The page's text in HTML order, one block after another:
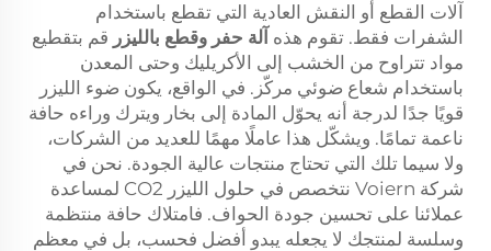
آلات القطع أو النقش العادية التي تقطع باستخدام
الشفرات فقط. تقوم هذه آلة حفر وقطع بالليزر قم بتقطيع
مواد تتراوح من الخشب إلى الأكريليك وحتى المعدن
باستخدام شعاع ضوئي مركّز. في الواقع، يكون ضوء الليزر
قويًا جدًا لدرجة أنه يحوّل المادة إلى بخار ويترك وراءه حافة
ناعمة تمامًا. ويشكّل هذا عاملًا مهمًا للعديد من الشركات،
ولا سيما تلك التي تحتاج منتجات عالية الجودة. نحن في
شركة Voiern نتخصص في حلول الليزر CO2 لمساعدة
عملائنا على تحسين جودة الحواف. فامتلاك حافة منتظمة
وسلسة لمنتجك لا يجعله يبدو أفضل فحسب، بل في معظم